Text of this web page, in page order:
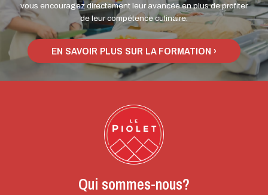
vous encouragez directement leur avancée en plus de profiter
de leur compétence culinaire.
EN SAVOIR PLUS SUR LA FORMATION ›
Qui sommes-nous?